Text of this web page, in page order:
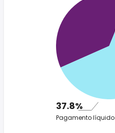
37.8%
Pagamento líquido